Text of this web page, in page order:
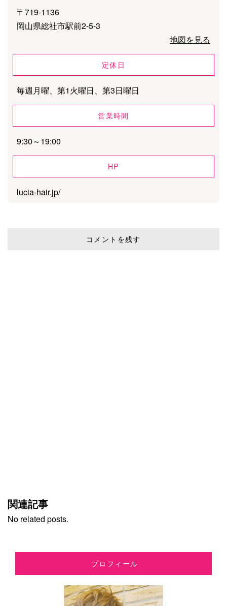
〒719-1136
岡山県総社市駅前2-5-3
地図を見る
定休日
毎週月曜、第1火曜日、第3日曜日
営業時間
9:30～19:00
HP
lucia-hair.jp/
コメントを残す
関連記事
No related posts.
プロフィール